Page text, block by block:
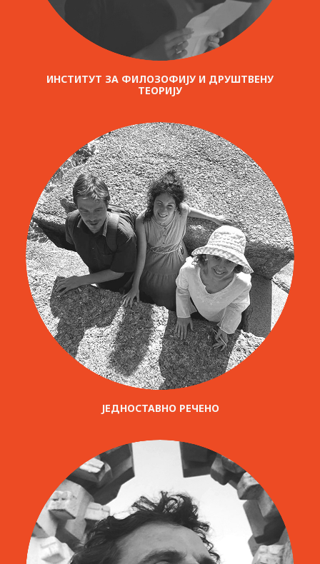
ИНСТИТУТ ЗА ФИЛОЗОФИЈУ И ДРУШТВЕНУ
ТЕОРИЈУ
ЈЕДНОСТАВНО РЕЧЕНО